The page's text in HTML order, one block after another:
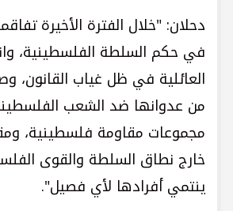
دحلان: "خلال الفترة الأخيرة
في حكم السلطة الفلسطينية،
العائلية في ظل غياب القانون،
من عدوانها ضد الشعب
مجموعات مقاومة فلسطينية،
خارج نطاق السلطة والقوى
ينتمي أفرادها لأي فصيل".